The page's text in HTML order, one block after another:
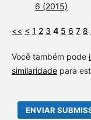
6 (2015)
<< < 1 2 3 4 5 6 7 8
Você também pode
similaridadepara
ENVIAR